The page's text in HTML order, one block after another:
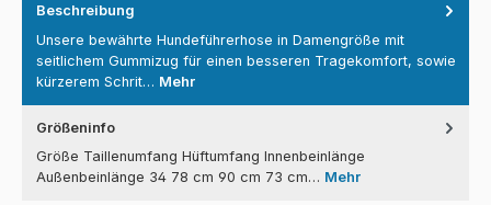
Beschreibung
Unsere bewährte Hundeführerhose in Damengröße mit
seitlichem Gummizug für einen besseren Tragekomfort, sowie
kürzerem Schrit… Mehr
Größeninfo
Größe Taillenumfang Hüftumfang Innenbeinlänge
Außenbeinlänge 34 78 cm 90 cm 73 cm… Mehr